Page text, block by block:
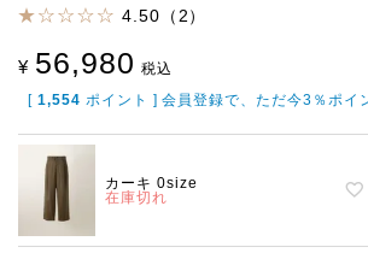
4.50（2）
¥ 56,980 税込
[ 1,554 ポイント ] 会員登録で、ただ今3％ポイ
カーキ 0size
在庫切れ